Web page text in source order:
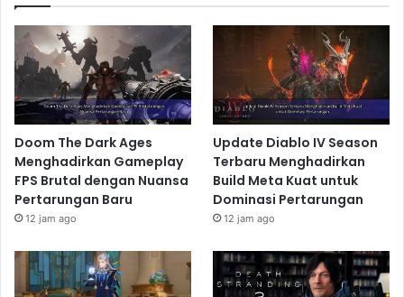
Doom The Dark Ages
Menghadirkan Gameplay
FPS Brutal dengan Nuansa
Pertarungan Baru
12 jam ago
Update Diablo IV Season
Terbaru Menghadirkan
Build Meta Kuat untuk
Dominasi Pertarungan
12 jam ago